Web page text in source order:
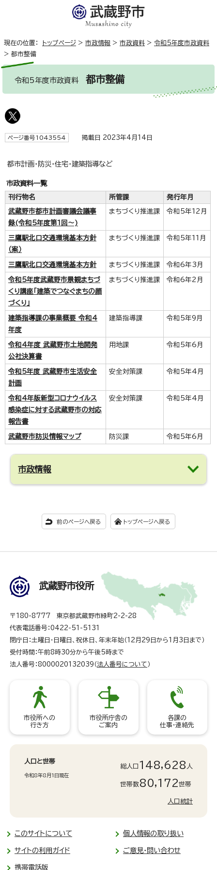
現在の位置： トップページ > 市政情報 > 市政資料 > 令和5年度市政資料
> 都市整備
令和5年度市政資料 都市整備
ページ番号1043554 掲載日 2023年4月14日
都市計画・防災・住宅・建築指導など
市政資料一覧
刊行物名 所管課 発行年月
武蔵野市都市計画審議会議事
録(令和5年度第1回～)
まちづくり推進課 令和5年12月
三鷹駅北口交通環境基本方針
（案）
まちづくり推進課 令和5年11月
三鷹駅北口交通環境基本方針 まちづくり推進課 令和6年3月
令和5年度武蔵野市景観まちづ
くり講座「建築でつなぐまちの顔
づくり」
まちづくり推進課 令和6年2月
建築指導課の事業概要 令和4
年度
建築指導課 令和5年9月
令和4年度 武蔵野市土地開発
公社決算書
用地課 令和5年6月
令和5年度 武蔵野市生活安全
計画
安全対策課 令和5年4月
令和4年版新型コロナウイルス
感染症に対する武蔵野市の対応
報告書
安全対策課 令和5年4月
武蔵野市防災情報マップ 防災課 令和5年6月
市政情報
前のページへ戻る トップページへ戻る
武蔵野市役所
〒180-8777 東京都武蔵野市緑町2-2-28
代表電話番号：0422-51-5131
閉庁日：土曜日・日曜日、祝休日、年末年始（12月29日から1月3日まで）
受付時間：午前8時30分から午後5時まで
法人番号：8000020132039（ 法人番号について ）
市役所への
行き方
市役所庁舎の
ご案内
各課の
仕事・連絡先
人口と世帯
令和8年8月1日現在
総人口 148,628 人
世帯数80,172世帯
人口統計
このサイトについて 個人情報の取り扱い
サイトの利用ガイド ご意見・問い合わせ
携帯電話版